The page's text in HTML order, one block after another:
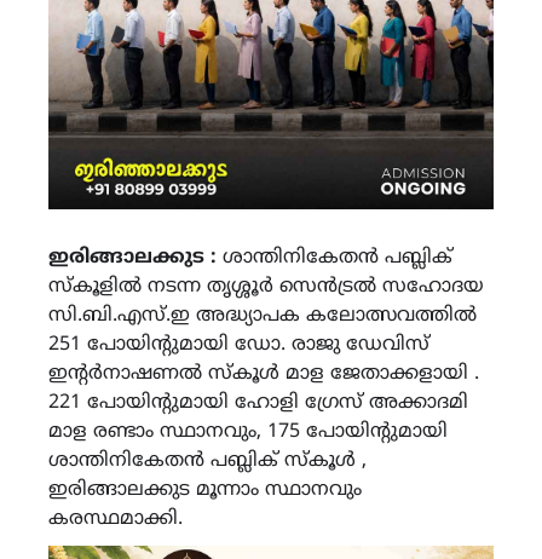
ഇരിങ്ങാലക്കുട : ശാന്തിനികേതൻ പബ്ലിക്
സ്കൂളിൽ നടന്ന തൃശ്ശൂർ സെൻട്രൽ സഹോദയ
സി.ബി.എസ്.ഇ അദ്ധ്യാപക കലോത്സവത്തിൽ
251 പോയിൻ്റുമായി ഡോ. രാജു ഡേവിസ്
ഇൻ്റർനാഷണൽ സ്കൂൾ മാള ജേതാക്കളായി .
221 പോയിൻ്റുമായി ഹോളി ഗ്രേസ് അക്കാദമി
മാള രണ്ടാം സ്ഥാനവും, 175 പോയിൻ്റുമായി
ശാന്തിനികേതൻ പബ്ലിക് സ്കൂൾ ,
ഇരിങ്ങാലക്കുട മൂന്നാം സ്ഥാനവും
കരസ്ഥമാക്കി.